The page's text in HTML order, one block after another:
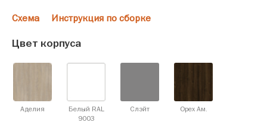
Схема Инструкция по сборке
Цвет корпуса
Аделия
Белый RAL
9003
Слэйт Орех Ам.